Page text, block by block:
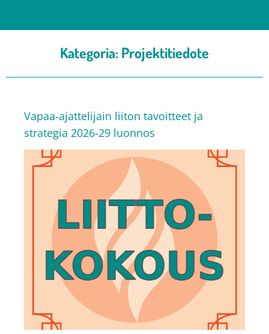
Kategoria:Projektitiedote
Vapaa-ajattelijain liiton tavoitteet ja
strategia 2026-29 luonnos